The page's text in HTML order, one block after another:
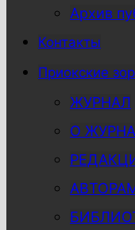
Архив
Контакты
Приокские
ЖУРНАЛ
О